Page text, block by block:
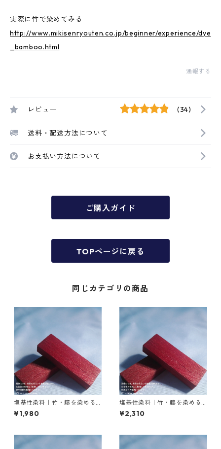
実際に竹で染めてみる
http://www.mikisenryouten.co.jp/beginner/experience/dye
_bamboo.html
通報する
レビュー (34)
送料・配送方法について
お支払い方法について
ご購入ガイド
TOPページに戻る
同じカテゴリの商品
塩基性染料｜竹・籐を染める
｜20g｜M.Bビスマークブロン
Ｂ（茶色）
¥1,980
塩基性染料｜竹・籐を染める
｜50g｜M.Bビスマークブロン
Ｂ（茶色）
¥2,310